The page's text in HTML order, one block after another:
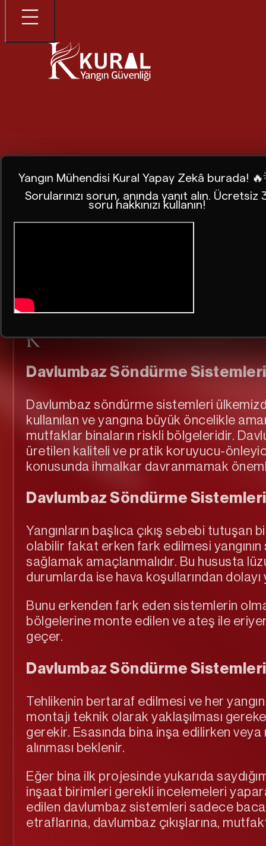
Davlumbaz Söndürme
Davlumbaz Söndürme Sistemleri
Davlumbaz söndürme sistemleri
kullanılan ve yangına büyük öncelikle
mutfaklar binaların riskli bölgeleridir.
üretilen kaliteli ve pratik koruyucu-
konusunda ihmalkar davranmamak
Davlumbaz Söndürme
Yangınların başlıca çıkış sebebi
olabilir fakat erken fark edilmesi yangının
sağlamak amaçlanmalıdır. Bu hususta
durumlarda ise hava koşullarından dolayı
Bunu erkenden fark eden sistemlerin
bölgelerine monte edilen ve ateş ile
geçer.
Davlumbaz Söndürme
Tehlikenin bertaraf edilmesi ve her
montajı teknik olarak yaklaşılması
gerekir. Esasında bina inşa edilirken
alınması beklenir.
Eğer bina ilk projesinde yukarıda
inşaat birimleri gerekli incelemeleri
edilen davlumbaz sistemleri sadece
etraflarına, davlumbaz çıkışlarına,
Yangın Mühendisi Kural Yapay Zekâ burada!
Sorularınızı sorun, anında yanıt alın. Ücretsiz
soru hakkınızı kullanın!